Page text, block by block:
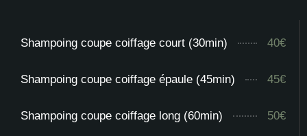
Shampoing coupe coiffage court (30min) 40€
Shampoing coupe coiffage épaule (45min) 45€
Shampoing coupe coiffage long (60min) 50€